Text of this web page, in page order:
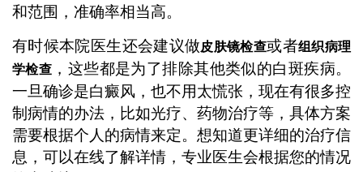
和范围，准确率相当高。
有时候本院医生还会建议做皮肤镜检查或者组织病理
学检查 ，这些都是为了排除其他类似的白斑疾病。
一旦确诊是白癜风，也不用太慌张，现在有很多控
制病情的办法，比如光疗、药物治疗等，具体方案
需要根据个人的病情来定。想知道更详细的治疗信
息，可以在线了解详情，专业医生会根据您的情况